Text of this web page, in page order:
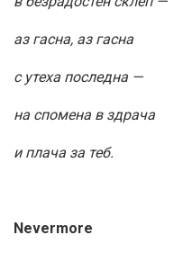
аз гасна, аз гасна
с утеха последна —
на спомена в здрача
и плача за теб.
Nevermore